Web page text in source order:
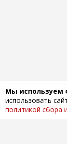
Мы используем
использовать
политикой сбора
Главная